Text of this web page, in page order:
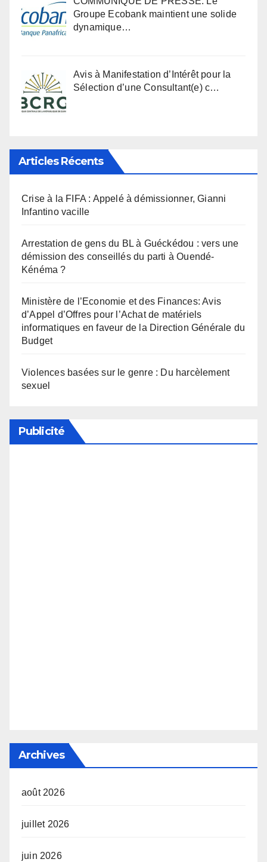
Groupe Ecobank maintient une solide
dynamique…
Avis à Manifestation d’Intérêt pour la
Sélection d’une Consultant(e) c…
Articles Récents
Crise à la FIFA : Appelé à démissionner, Gianni
Infantino vacille
Arrestation de gens du BL à Guéckédou : vers une
démission des conseillés du parti à Ouendé-
Kénéma ?
Ministère de l’Economie et des Finances: Avis
d’Appel d’Offres pour l’Achat de matériels
informatiques en faveur de la Direction Générale du
Budget
Violences basées sur le genre : Du harcèlement
sexuel
Publicité
Archives
août 2026
juillet 2026
juin 2026